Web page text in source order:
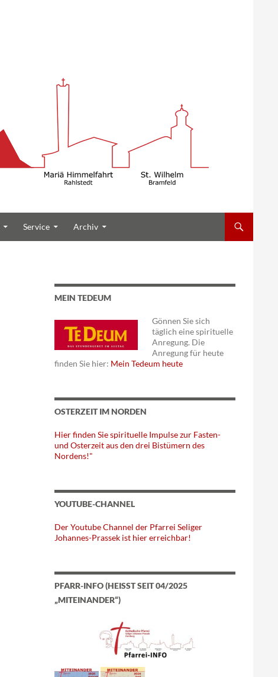
Service Archiv
MEIN TEDEUM
Gönnen Sie sich
täglich eine spirituelle
Anregung. Die
Anregung für heute
finden Sie hier: Mein Tedeum heute
OSTERZEIT IM NORDEN
Hier finden Sie spirituelle Impulse zur Fasten-
und Osterzeit aus den drei Bistümern des
Nordens!"
YOUTUBE-CHANNEL
Der Youtube Channel der Pfarrei Seliger
Johannes-Prassek ist hier erreichbar!
PFARR-INFO (HEISST SEIT 04/2025 „
MITEINANDER“)